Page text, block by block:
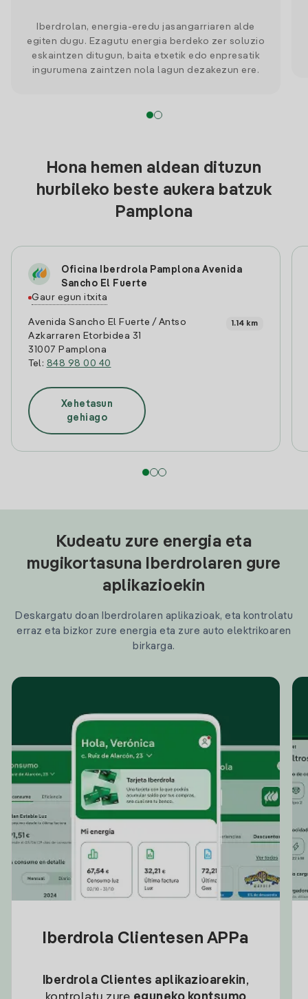
Iberdrolan, energia-eredu jasangarriaren alde
egiten dugu. Ezagutu energia berdeko zer soluzio
eskaintzen ditugun, baita etxetik edo enpresatik
ingurumena zaintzen nola lagun dezakezun ere.
Hona hemen aldean dituzun
hurbileko beste aukera batzuk
Pamplona
Oficina Iberdrola Pamplona Avenida
Sancho El Fuerte
Gaur egun itxita
Avenida Sancho El Fuerte / Antso
Azkarraren Etorbidea 31
31007 Pamplona
Tel: 848 98 00 40
1.14 km
Xehetasun
gehiago
Kudeatu zure energia eta
mugikortasuna Iberdrolaren gure
aplikazioekin
Deskargatu doan Iberdrolaren aplikazioak, eta kontrolatu
erraz eta bizkor zure energia eta zure auto elektrikoaren
birkarga.
Iberdrola Clientesen APPa
Iberdrola Clientes aplikazioarekin,